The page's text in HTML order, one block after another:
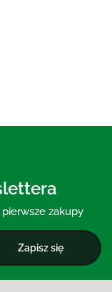
zakupy